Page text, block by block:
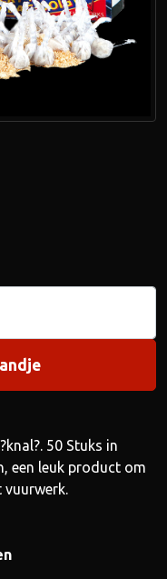
50 Stuks in
een leuk product om
vuurwerk.